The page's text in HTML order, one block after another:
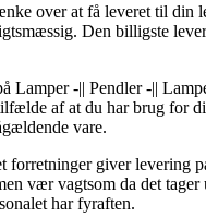
over at få leveret til din
Den billigste
Lamper -|| Pendler -||
af at du har brug for
vare.
forretninger giver levering
vær vagtsom da det
har fyraften.